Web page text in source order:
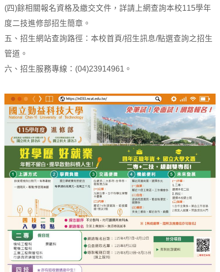
(四)餘相關報名資格及繳交文件，詳請上網查詢本校115學年
度二技進修部招生簡章。
五、招生網站查詢路徑：本校首頁/招生訊息/點選查詢之招生
管道。
六、招生服務專線：(04)23914961。